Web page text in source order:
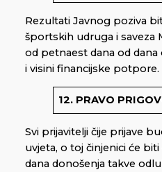
Rezultati Javnog poziva
športskih udruga i saveza
od petnaest dana od
i visini financijske potpore.
12. PRAVO
Svi prijavitelji čije prijave
uvjeta, o toj činjenici će
dana donošenja takve